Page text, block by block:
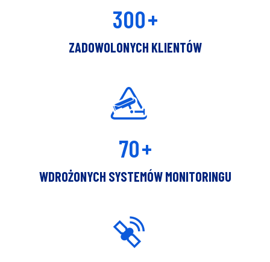
300+
ZADOWOLONYCH KLIENTÓW
70+
WDROŻONYCH SYSTEMÓW MONITORINGU